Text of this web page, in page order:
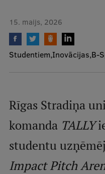
Kontakti
Vakances
izvēlne
Pamatstudiju
Maģistra studiju
Doktorantūra
15. maijs, 2026
Studentiem Inovācijas B-
Rīgas Stradiņa
komanda TALLY
studentu
Impact Pitch